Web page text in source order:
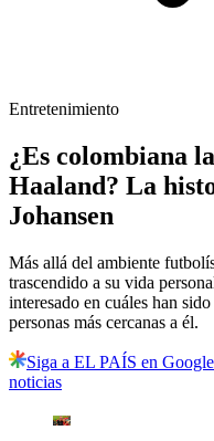
Entretenimiento
¿Es colombiana
Haaland? La
Johansen
Más allá del ambiente
trascendido a su vida
interesado en cuáles han
personas más cercanas a él.
Siga a EL PAÍS en
noticias